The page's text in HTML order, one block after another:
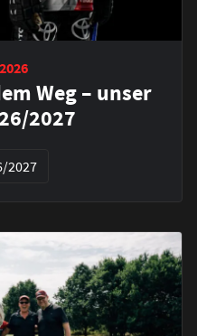
Weg – unser
2027
2027